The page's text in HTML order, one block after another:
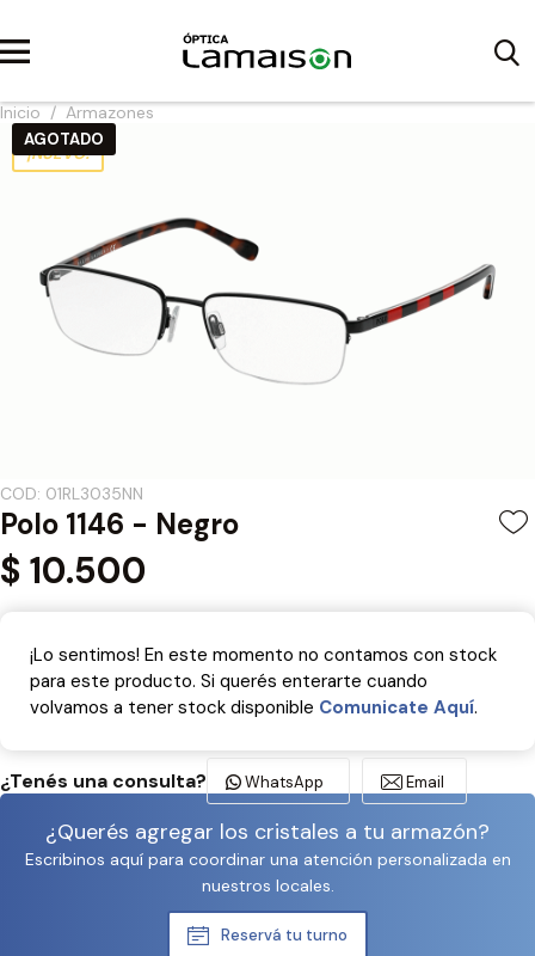
Inicio / Armazones
¡NUEVO!
AGOTADO
COD: 01RL3035NN
Polo 1146 - Negro
$ 10.500
¡Lo sentimos! En este momento no contamos con stock
para este producto. Si querés enterarte cuando
volvamos a tener stock disponible Comunicate Aquí­.
¿Tenés una consulta? WhatsApp Email
¿Querés agregar los cristales a tu armazón?
Escribinos aquí para coordinar una atención personalizada en
nuestros locales.
Reservá tu turno